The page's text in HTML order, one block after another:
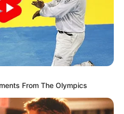
From The Olympics